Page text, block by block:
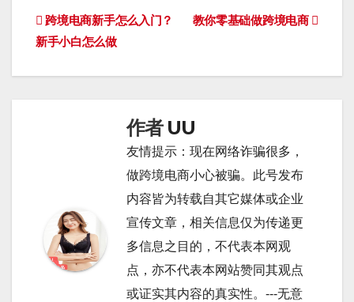
文
章
教你零基础做跨境电商
跨境电商新手怎么入门？
新手小白怎么做
作者 UU
友情提示：现在网络诈骗很多，
做跨境电商小心被骗。此号发布
内容皆为转载自其它媒体或企业
宣传文章，相关信息仅为传递更
多信息之目的，不代表本网观
点，亦不代表本网站赞同其观点
或证实其内容的真实性。---无意